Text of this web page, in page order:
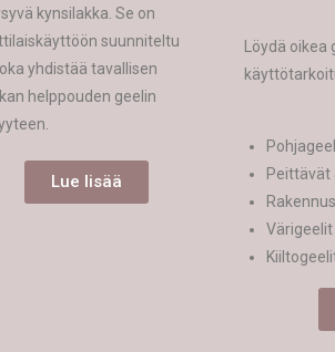
kynsilakka. Se on
suunniteltu
yhdistää tavallisen
helppouden geelin
Lue lisää
Löydä
Peittävät
Värigeelit